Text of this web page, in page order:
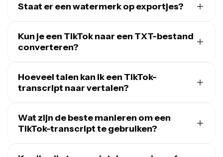
Staat er een watermerk op exportjes?
elke export — inclusief van de TikTok Transcript
Generator — een kleine watermerk bevatten. Zodra je
maakt.
Kun je een TikTok naar een TXT-bestand
converteren?
staat om een TXT-bestand te genereren van een
video.
Hoeveel talen kan ik een TikTok-
transcript naar vertalen?
vertalennaar meer dan 100 talen, waaronder Chinees,
Spaans, Hindi en Frans. Je kunt tekst in een paar klikken
Wat zijn de beste manieren om een
TikTok-transcript te gebruiken?